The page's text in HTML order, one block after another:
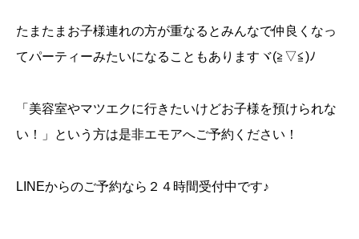
たまたまお子様連れの方が重なるとみんなで仲良くなっ
てパーティーみたいになることもありますヾ(≧▽≦)ﾉ
「美容室やマツエクに行きたいけどお子様を預けられな
い！」という方は是非エモアへご予約ください！
LINEからのご予約なら２４時間受付中です♪